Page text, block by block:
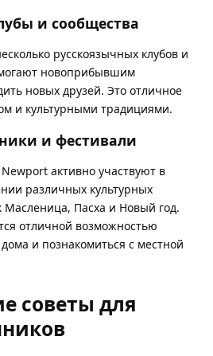
и сообщества
русскоязычных клубов и
новоприбывшим
новых друзей. Это отличное
и культурными традициями.
и фестивали
активно участвуют в
различных культурных
Масленица, Пасха и Новый год.
отличной возможностью
дома и познакомиться с местной
советы для